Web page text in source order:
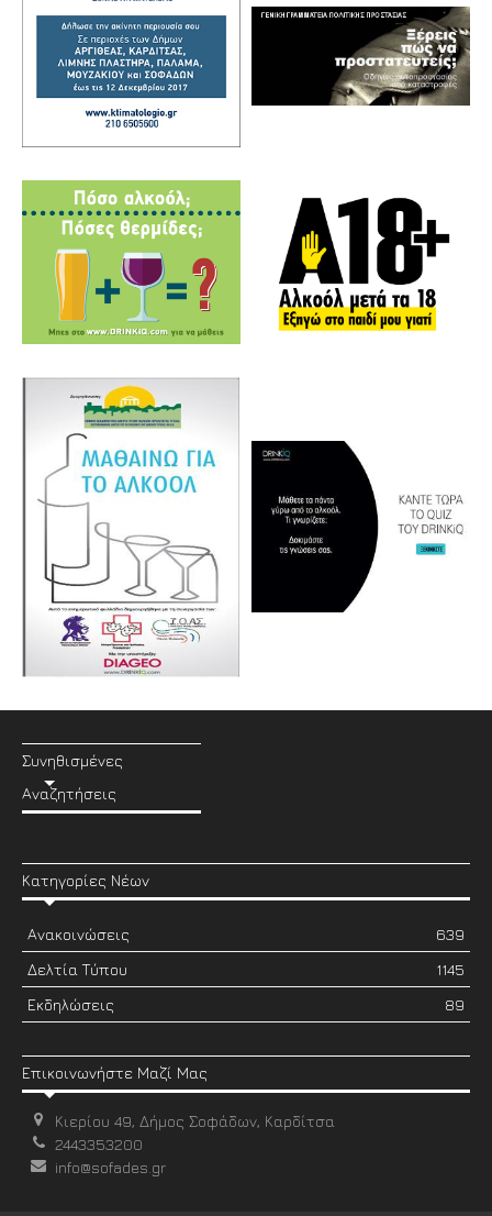
Συνηθισμένες
Αναζητήσεις
Κατηγορίες Νέων
Ανακοινώσεις
639
Δελτία Τύπου
1145
Εκδηλώσεις
89
Επικοινωνήστε Μαζί Μας
Κιερίου 49, Δήμος Σοφάδων, Καρδίτσα
2443353200
info@sofades.gr